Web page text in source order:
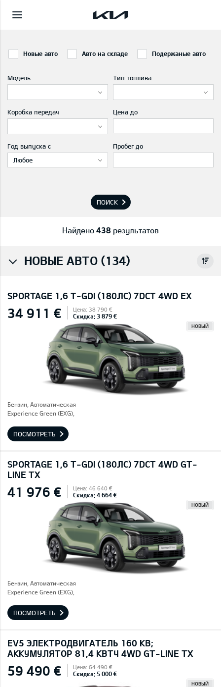
Новые авто Авто на складе Подержаные авто
Модель Тип топлива
Коробка передач Цена до
Год выпуска с
Любое
Пробег до
ПОИСК
Найдено 438 результатов
НОВЫЕ АВТО (134)
SPORTAGE 1,6 T-GDI (180ЛС) 7DCT 4WD EX
34 911 € Цена: 38 790 €
Скидка: 3 879 €
НОВЫЙ
Бензин, Автоматическая
Experience Green (EXG),
ПОСМОТРЕТЬ
SPORTAGE 1,6 T-GDI (180ЛС) 7DCT 4WD GT-
LINE TX
41 976 € Цена: 46 640 €
Скидка: 4 664 €
НОВЫЙ
Бензин, Автоматическая
Experience Green (EXG),
ПОСМОТРЕТЬ
EV5 ЭЛЕКТРОДВИГАТЕЛЬ 160 КВ;
AККУМУЛЯТОР 81,4 КВТЧ 4WD GT-LINE TX
59 490 € Цена: 64 490 €
Скидка: 5 000 €
НОВЫЙ